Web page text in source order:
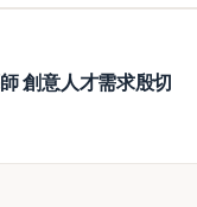
創意人才需求殷切